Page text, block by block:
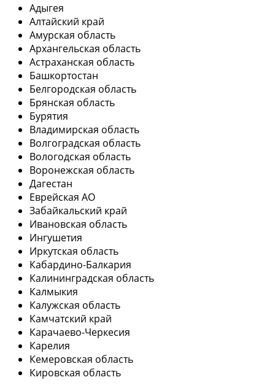
Адыгея
Алтайский край
Амурская область
Архангельская область
Астраханская область
Башкортостан
Белгородская область
Брянская область
Бурятия
Владимирская область
Волгоградская область
Вологодская область
Воронежская область
Дагестан
Еврейская АО
Забайкальский край
Ивановская область
Ингушетия
Иркутская область
Кабардино-Балкария
Калининградская область
Калмыкия
Калужская область
Камчатский край
Карачаево-Черкесия
Карелия
Кемеровская область
Кировская область